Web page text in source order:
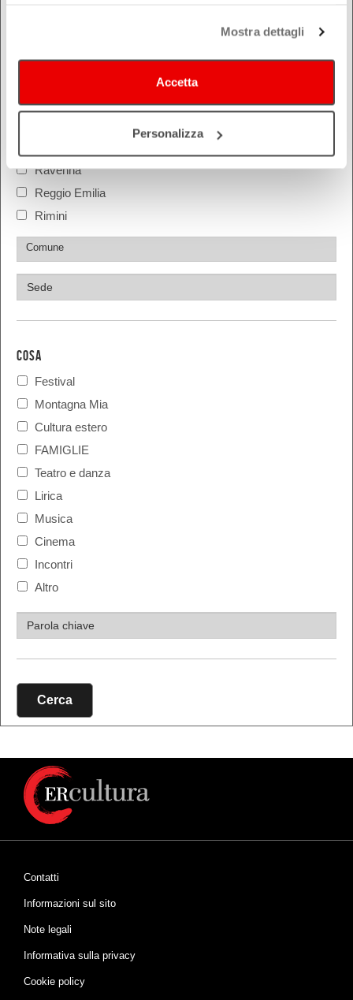
Mostra dettagli
Accetta
Personalizza
Modena
Ravenna
Reggio Emilia
Rimini
COSA
Festival
Montagna Mia
Cultura estero
FAMIGLIE
Teatro e danza
Lirica
Musica
Cinema
Incontri
Altro
Cerca
Contatti
Informazioni sul sito
Note legali
Informativa sulla privacy
Cookie policy